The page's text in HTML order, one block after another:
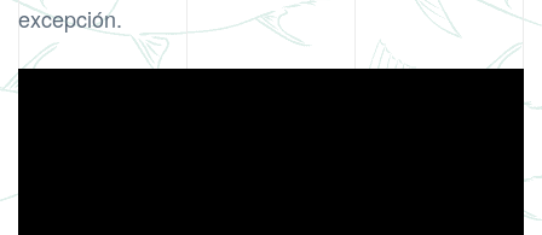
excepción.